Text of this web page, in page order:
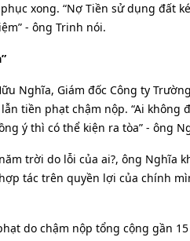
xong. “Nợ Tiền sử dụng đất
- ông Trinh nói.
Nghĩa, Giám đốc Công ty
tiền phạt chậm nộp. “Ai không
ý thì có thể kiện ra tòa” - ông
trời do lỗi của ai?, ông Nghĩa
tác trên quyền lợi của chính
do chậm nộp tổng cộng gần